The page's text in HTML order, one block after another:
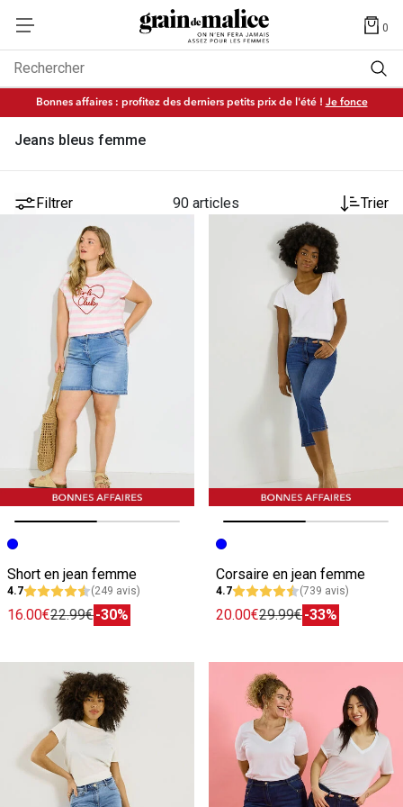
0
Rechercher
Bonnes affaires : profitez des derniers petits prix de l'été ! Je fonce
Jeans bleus femme
Filtrer 90 articles Trier
Image précédente
Image suivante
Short en jean femme
4.7 (249 avis)
16.00€22.99€-30%
Image précédente
Image suivante
Corsaire en jean femme
4.7 (739 avis)
20.00€29.99€-33%